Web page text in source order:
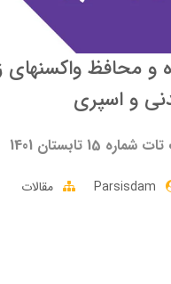
و محافظ واکسنهای
و اسپری
15 تابستان 1401
Parsisdam مقالات